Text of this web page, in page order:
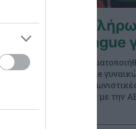
Η
League
League
τις
έδρας με την